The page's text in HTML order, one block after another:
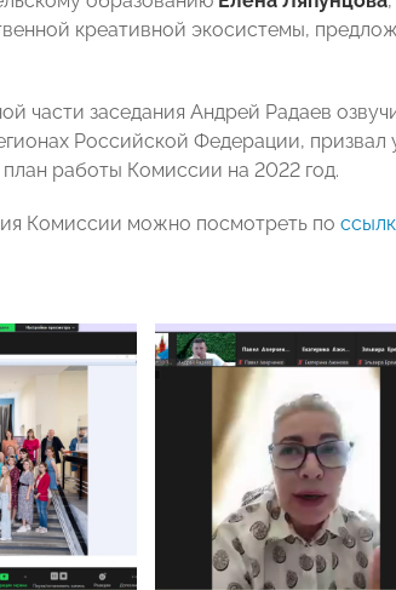
креативной экосистемы,
части заседания Андрей Радаев
Российской Федерации, призвал
работы Комиссии на 2022 год.
Комиссии можно посмотреть по